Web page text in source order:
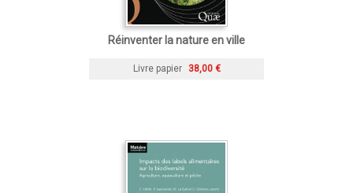
Réinventer la nature en ville
Livre papier 38,00 €